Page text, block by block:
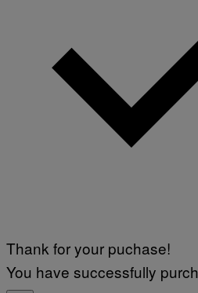
Thank for your puchase!
You have successfully